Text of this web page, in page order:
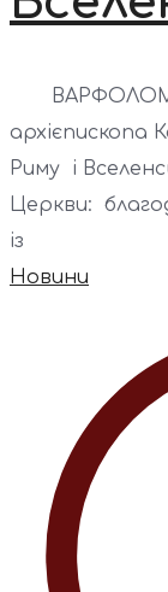
архієпископа
Риму і
Церкви:
із
Новини